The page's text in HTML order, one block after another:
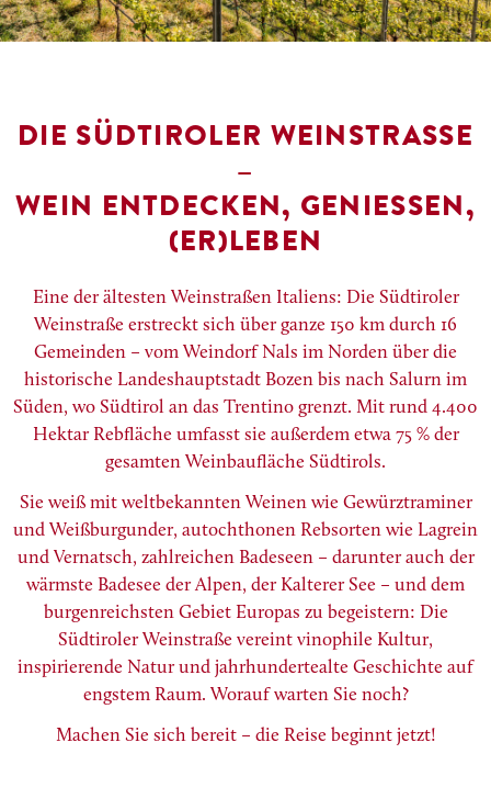
DIE SÜDTIROLER WEINSTRASSE –
WEIN ENTDECKEN, GENIESSEN, (
ER)LEBEN
Eine der ältesten Weinstraßen Italiens: Die Südtiroler
Weinstraße erstreckt sich über ganze 150 km durch 16
Gemeinden – vom Weindorf Nals im Norden über die
historische Landeshauptstadt Bozen bis nach Salurn im
Süden, wo Südtirol an das Trentino grenzt. Mit rund 4.400
Hektar Rebfläche umfasst sie außerdem etwa 75 % der
gesamten Weinbaufläche Südtirols.
Sie weiß mit weltbekannten Weinen wie Gewürztraminer
und Weißburgunder, autochthonen Rebsorten wie Lagrein
und Vernatsch, zahlreichen Badeseen – darunter auch der
wärmste Badesee der Alpen, der Kalterer See – und dem
burgenreichsten Gebiet Europas zu begeistern: Die
Südtiroler Weinstraße vereint vinophile Kultur,
inspirierende Natur und jahrhundertealte Geschichte auf
engstem Raum. Worauf warten Sie noch?
Machen Sie sich bereit – die Reise beginnt jetzt!